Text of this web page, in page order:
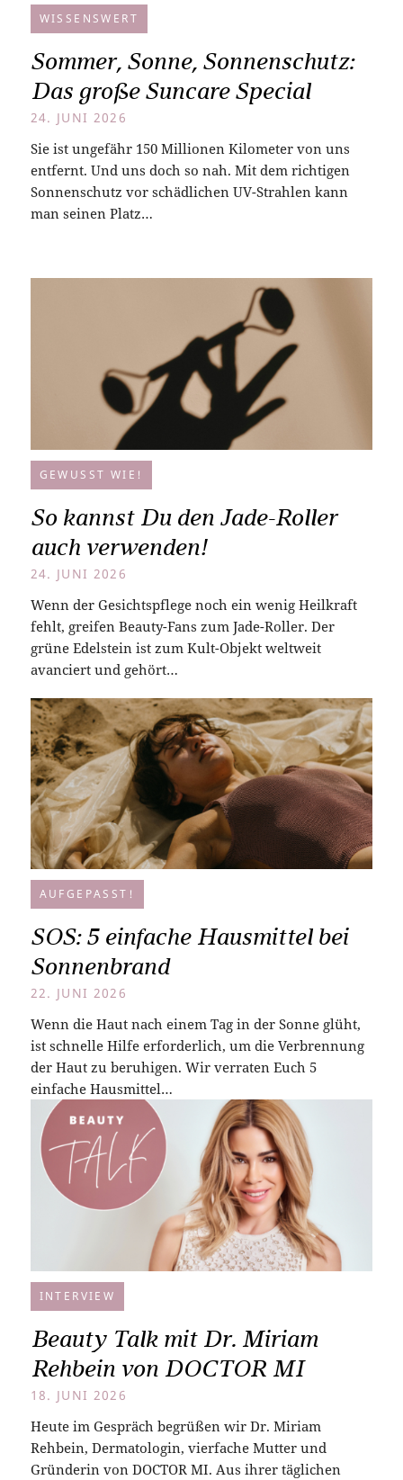
WISSENSWERT
Sommer, Sonne, Sonnenschutz:
Das große Suncare Special
24. JUNI 2026
Sie ist ungefähr 150 Millionen Kilometer von uns
entfernt. Und uns doch so nah. Mit dem richtigen
Sonnenschutz vor schädlichen UV-Strahlen kann
man seinen Platz…
GEWUSST WIE!
So kannst Du den Jade-Roller
auch verwenden!
24. JUNI 2026
Wenn der Gesichtspflege noch ein wenig Heilkraft
fehlt, greifen Beauty-Fans zum Jade-Roller. Der
grüne Edelstein ist zum Kult-Objekt weltweit
avanciert und gehört…
AUFGEPASST!
SOS: 5 einfache Hausmittel bei
Sonnenbrand
22. JUNI 2026
Wenn die Haut nach einem Tag in der Sonne glüht,
ist schnelle Hilfe erforderlich, um die Verbrennung
der Haut zu beruhigen. Wir verraten Euch 5
einfache Hausmittel…
INTERVIEW
Beauty Talk mit Dr. Miriam
Rehbein von DOCTOR MI
18. JUNI 2026
Heute im Gespräch begrüßen wir Dr. Miriam
Rehbein, Dermatologin, vierfache Mutter und
Gründerin von DOCTOR MI. Aus ihrer täglichen